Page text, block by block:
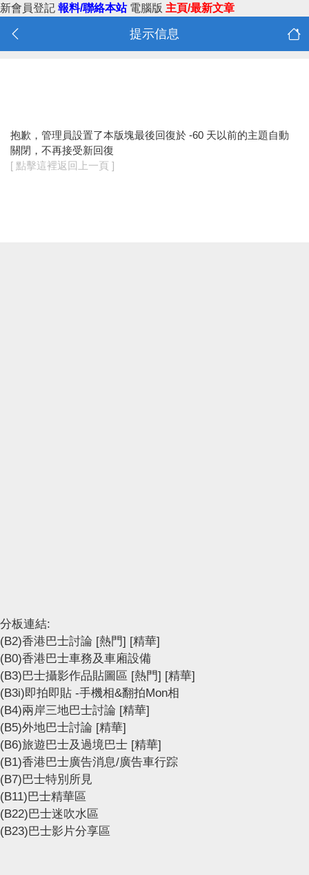
新會員登記 報料/聯絡本站 電腦版 主頁/最新文章
提示信息
抱歉，管理員設置了本版塊最後回復於 -60 天以前的主題自動
關閉，不再接受新回復
[ 點擊這裡返回上一頁 ]
分板連結:
(B2)香港巴士討論 [熱門] [精華]
(B0)香港巴士車務及車廂設備
(B3)巴士攝影作品貼圖區 [熱門] [精華]
(B3i)即拍即貼 -手機相&翻拍Mon相
(B4)兩岸三地巴士討論 [精華]
(B5)外地巴士討論 [精華]
(B6)旅遊巴士及過境巴士 [精華]
(B1)香港巴士廣告消息/廣告車行踪
(B7)巴士特別所見
(B11)巴士精華區
(B22)巴士迷吹水區
(B23)巴士影片分享區